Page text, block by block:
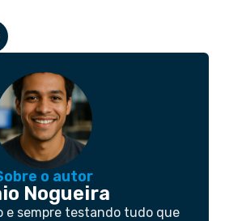
o autor
Nogueira
e sempre testando tudo que